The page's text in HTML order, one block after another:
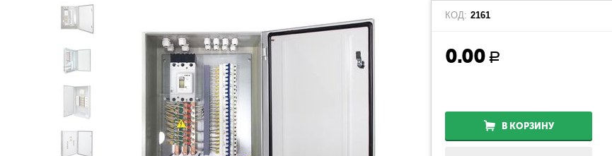
КОД: 2161
0.00 Р
В КОРЗИНУ